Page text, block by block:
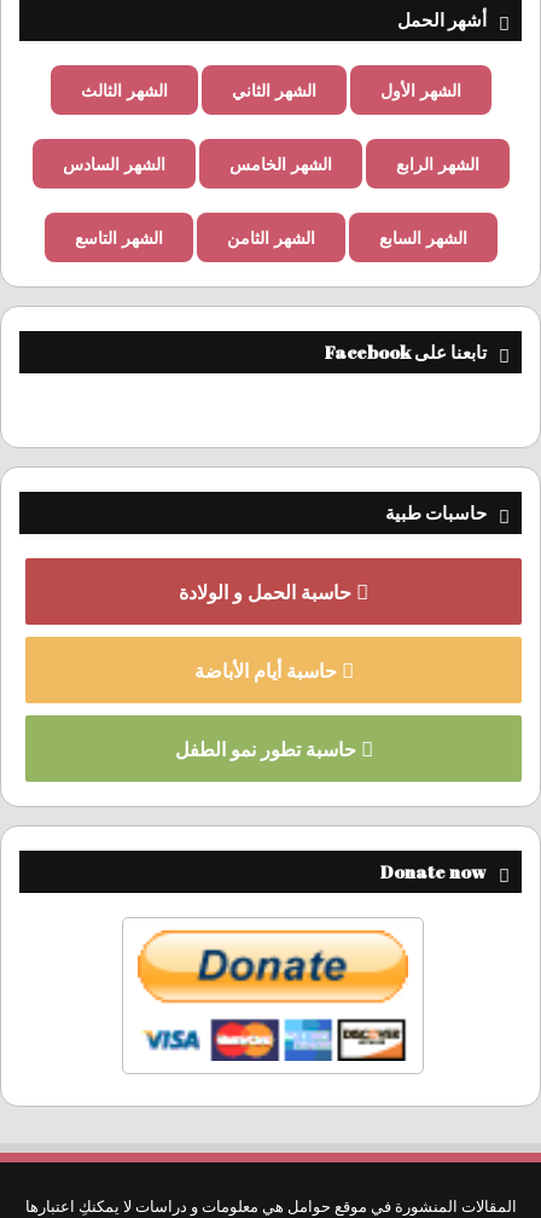
أشهر الحمل
الشهر الأول الشهر الثاني الشهر الثالث
الشهر الرابع الشهر الخامس الشهر السادس
الشهر السابع الشهر الثامن الشهر التاسع
تابعنا على Facebook
حاسبات طبية
حاسبة الحمل و الولادة
حاسبة أيام الأباضة
حاسبة تطور نمو الطفل
Donate now
المقالات المنشورة في موقع حوامل هي معلومات و دراسات لا يمكنكِ اعتبارها